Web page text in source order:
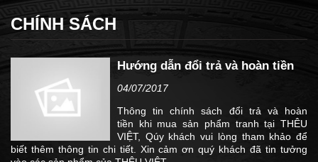
CHÍNH SÁCH
Hướng dẫn đổi trả và hoàn tiền
04/07/2017
Thông tin chính sách đổi trả và hoàn
tiền khi mua sản phẩm tranh tại THÊU
VIỆT, Qúy khách vui lòng tham khảo để
biết thêm thông tin chi tiết. Xin cảm ơn quý khách đã tin tưởng